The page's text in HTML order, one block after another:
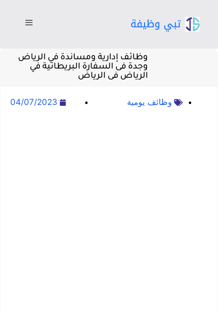
وظائف إدارية ومساندة في الرياض
وجدة فى السفارة البريطانية في
الرياض فى الرياض
وظائف يومية 04/07/2023